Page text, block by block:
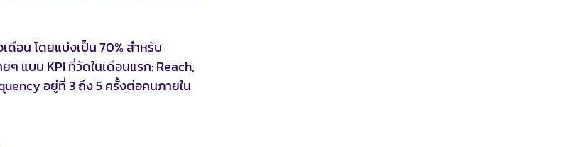
ดือน โดยแบ่งเป็น 70% สำหรับ
แบบ KPI ที่วัดในเดือนแรก: Reach,
อยู่ที่ 3 ถึง 5 ครั้งต่อคนภายใน